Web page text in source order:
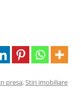
presa,Stiri imobiliare